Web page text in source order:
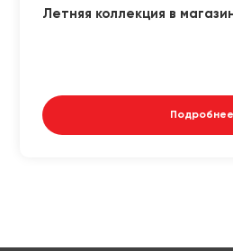
Летняя коллекция в
Подробнее